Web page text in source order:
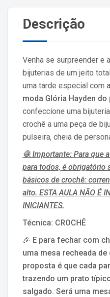
Descrição
Venha se surpreender e
bijuterias de um jeito
uma tarde especial com a
moda Glória Hayden
confeccione uma
crochê a uma peça de
pulseira, cheia de
🧶 Importante: Para que
para todos, é obrigatório
básicos de crochê:
alto. ESTA AULA NÃO É
INICIANTES.
Técnica: CROCHÊ
🎉 E para fechar com
uma mesa recheada
proposta é que cada
trazendo um prato
salgado. Será uma